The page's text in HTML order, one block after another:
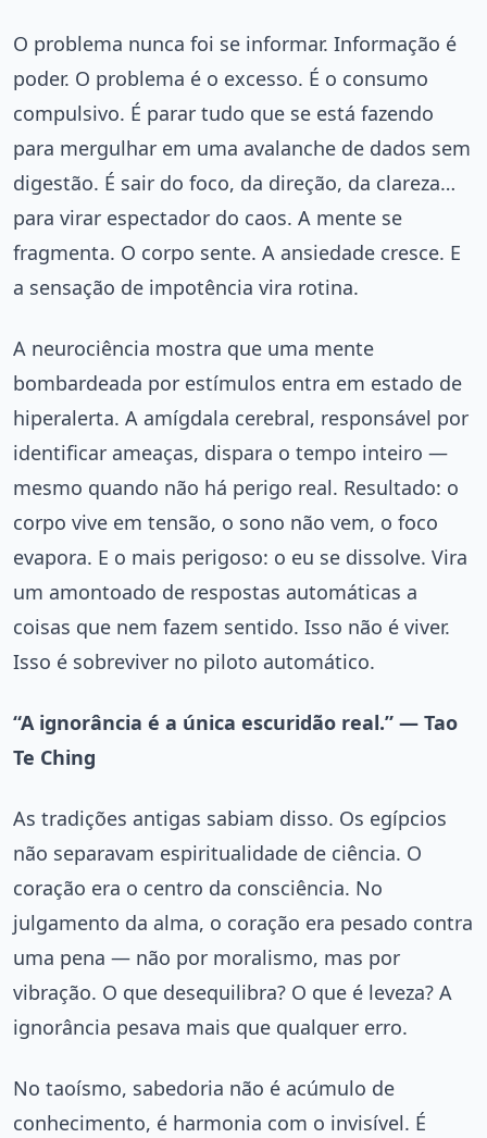
O problema nunca foi se informar. Informação é
poder. O problema é o excesso. É o consumo
compulsivo. É parar tudo que se está fazendo
para mergulhar em uma avalanche de dados sem
digestão. É sair do foco, da direção, da clareza…
para virar espectador do caos. A mente se
fragmenta. O corpo sente. A ansiedade cresce. E
a sensação de impotência vira rotina.
A neurociência mostra que uma mente
bombardeada por estímulos entra em estado de
hiperalerta. A amígdala cerebral, responsável por
identificar ameaças, dispara o tempo inteiro —
mesmo quando não há perigo real. Resultado: o
corpo vive em tensão, o sono não vem, o foco
evapora. E o mais perigoso: o eu se dissolve. Vira
um amontoado de respostas automáticas a
coisas que nem fazem sentido. Isso não é viver.
Isso é sobreviver no piloto automático.
“A ignorância é a única escuridão real.” — Tao
Te Ching
As tradições antigas sabiam disso. Os egípcios
não separavam espiritualidade de ciência. O
coração era o centro da consciência. No
julgamento da alma, o coração era pesado contra
uma pena — não por moralismo, mas por
vibração. O que desequilibra? O que é leveza? A
ignorância pesava mais que qualquer erro.
No taoísmo, sabedoria não é acúmulo de
conhecimento, é harmonia com o invisível. É